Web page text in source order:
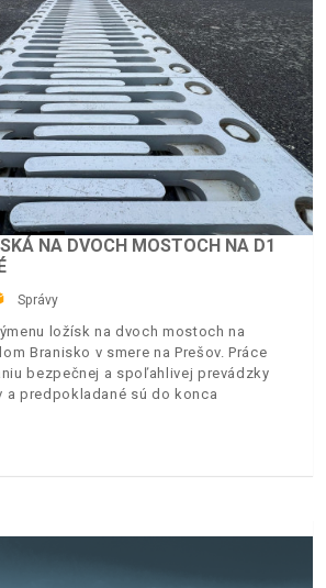
NA DVOCH MOSTOCH NA D1
Správy
ložísk na dvoch mostoch na
Branisko v smere na Prešov. Práce
bezpečnej a spoľahlivej prevádzky
a predpokladané sú do konca